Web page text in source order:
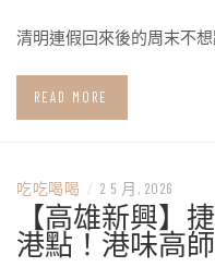
清明連假回來後的周末不
READ MORE
吃吃喝喝 / 2 5 月, 2026
【高雄新興】
港點！港味高